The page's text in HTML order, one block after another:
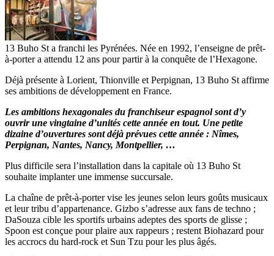
13 Buho St a franchi les Pyrénées. Née en 1992, l’enseigne de prêt-
à-porter a attendu 12 ans pour partir à la conquête de l’Hexagone.
Déjà présente à Lorient, Thionville et Perpignan, 13 Buho St affirme
ses ambitions de développement en France.
Les ambitions hexagonales du franchiseur espagnol sont d’y
ouvrir une vingtaine d’unités cette année en tout. Une petite
dizaine d’ouvertures sont déjà prévues cette année : Nîmes,
Perpignan, Nantes, Nancy, Montpellier, …
Plus difficile sera l’installation dans la capitale où 13 Buho St
souhaite implanter une immense succursale.
La chaîne de prêt-à-porter vise les jeunes selon leurs goûts musicaux
et leur tribu d’appartenance. Gizbo s’adresse aux fans de techno ;
DaSouza cible les sportifs urbains adeptes des sports de glisse ;
Spoon est conçue pour plaire aux rappeurs ; restent Biohazard pour
les accrocs du hard-rock et Sun Tzu pour les plus âgés.